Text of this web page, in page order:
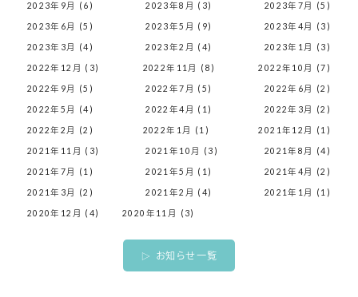
2023年9月 (6) 2023年8月 (3) 2023年7月 (5)
2023年6月 (5) 2023年5月 (9) 2023年4月 (3)
2023年3月 (4) 2023年2月 (4) 2023年1月 (3)
2022年12月 (3) 2022年11月 (8) 2022年10月 (7)
2022年9月 (5) 2022年7月 (5) 2022年6月 (2)
2022年5月 (4) 2022年4月 (1) 2022年3月 (2)
2022年2月 (2) 2022年1月 (1) 2021年12月 (1)
2021年11月 (3) 2021年10月 (3) 2021年8月 (4)
2021年7月 (1) 2021年5月 (1) 2021年4月 (2)
2021年3月 (2) 2021年2月 (4) 2021年1月 (1)
2020年12月 (4) 2020年11月 (3)
お知らせ一覧